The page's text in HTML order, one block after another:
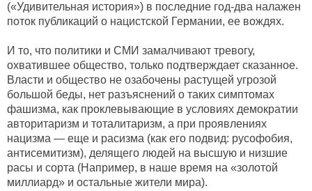
(«Удивительная история») в последние год-два налажен
поток публикаций о нацистской Германии, ее вождях.
И то, что политики и СМИ замалчивают тревогу,
охватившее общество, только подтверждает сказанное.
Власти и общество не озабочены растущей угрозой
большой беды, нет разъяснений о таких симптомах
фашизма, как проклевывающие в условиях демократии
авторитаризм и тоталитаризм, а при проявлениях
нацизма — еще и расизма (как его подвид: русофобия,
антисемитизм), делящего людей на высшую и низшие
расы и сорта (Например, в наше время на «золотой
миллиард» и остальные жители мира).